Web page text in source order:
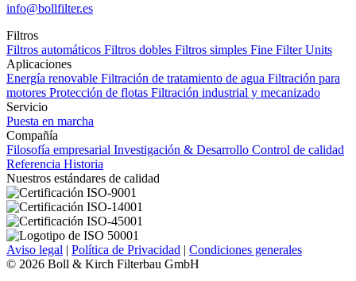
info@bollfilter.es
Filtros
Filtros automáticos Filtros dobles Filtros simples Fine Filter Units
Aplicaciones
Energía renovable Filtración de tratamiento de agua Filtración para
motores Protección de flotas Filtración industrial y mecanizado
Servicio
Puesta en marcha
Compañía
Filosofía empresarial Investigación & Desarrollo Control de calidad
Referencia Historia
Nuestros estándares de calidad
Aviso legal | Política de Privacidad | Condiciones generales
© 2026 Boll & Kirch Filterbau GmbH